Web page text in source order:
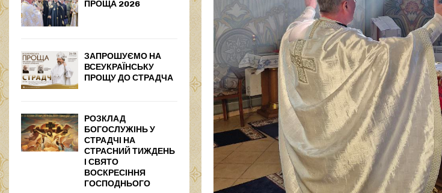
ПРОЩА 2026
ЗАПРОШУЄМО НА
ВСЕУКРАЇНСЬКУ
ПРОЩУ ДО СТРАДЧА
РОЗКЛАД
БОГОСЛУЖІНЬ У
СТРАДЧІ НА
СТРАСНИЙ ТИЖДЕНЬ
І СВЯТО
ВОСКРЕСІННЯ
ГОСПОДНЬОГО